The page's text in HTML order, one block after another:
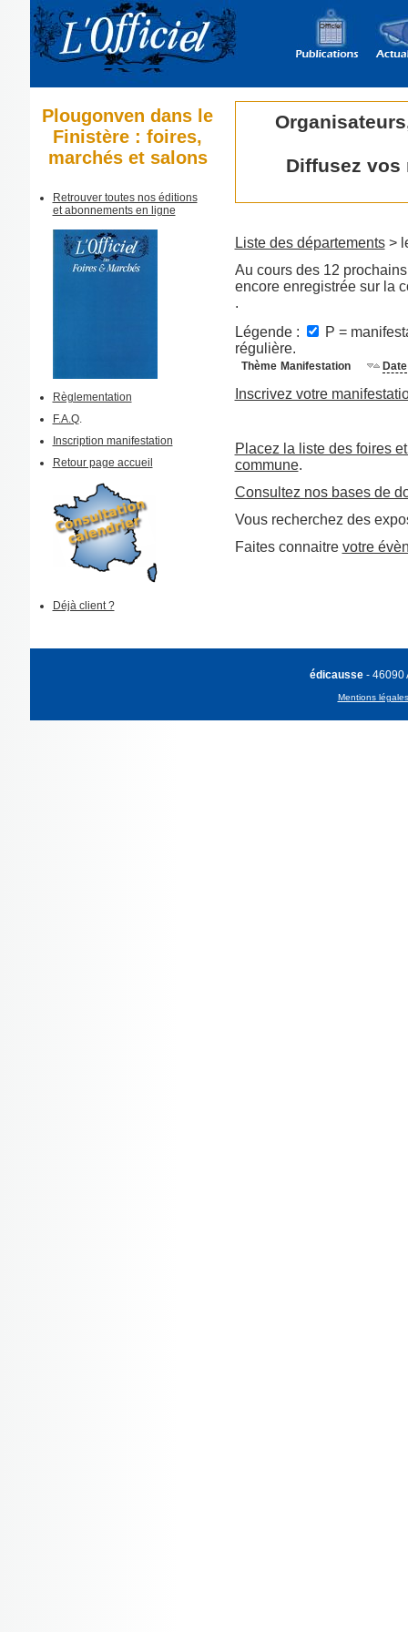
Plougonven dans le
Finistère : foires,
marchés et salons
Retrouver toutes nos éditions
et abonnements en ligne
Règlementation
F.A.Q.
Inscription manifestation
Retour page accueil
Déjà client ?
Diffusez vos
Liste des départements>
Au cours des 12
encore enregistrée sur la
.
Légende :
P =
régulière.
Thème Manifestation Date
Inscrivez votre
Placez la liste des foires
commune.
Consultez nos bases de
Vous recherchez des
Faites connaitre votre
édicausse - 46090
Mentions légales